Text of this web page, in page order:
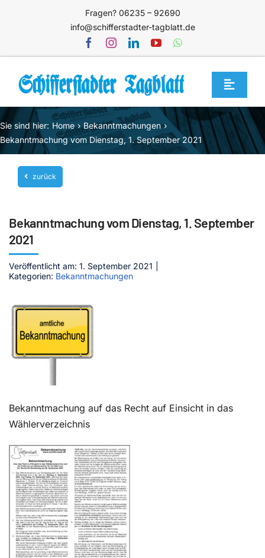
Fragen? 06235 – 92690
info@schifferstadter-tagblatt.de
Toggle
Home
Themen
Blog
Unternehmen
Mediathek
Jetzt abonnieren
Sie sind hier: Home
Bekanntmachungen
Bekanntmachung vom Dienstag, 1. September 2021
zurück
Bekanntmachung vom Dienstag, 1. September
2021
Veröffentlicht am: 1. September 2021
Kategorien: Bekanntmachungen
Bekanntmachung auf das Recht auf Einsicht in das
Wählerverzeichnis